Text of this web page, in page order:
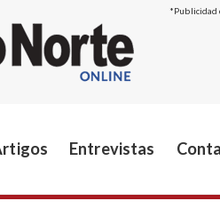
Entrevistas